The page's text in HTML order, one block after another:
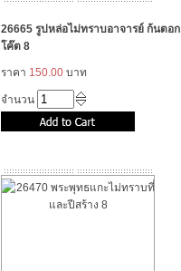
26665 รูปหล่อไม่ทราบอาจารย์ ก้นตอก
โค๊ต 8
ราคา 150.00 บาท
จำนวน